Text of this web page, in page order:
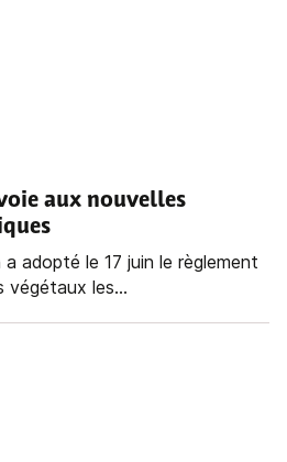
aux nouvelles
adopté le 17 juin le règlement
végétaux les...